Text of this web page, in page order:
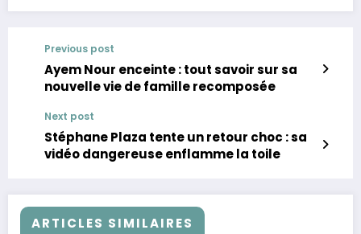
Previous post
Ayem Nour enceinte : tout savoir sur sa
nouvelle vie de famille recomposée
Next post
Stéphane Plaza tente un retour choc : sa
vidéo dangereuse enflamme la toile
ARTICLES SIMILAIRES